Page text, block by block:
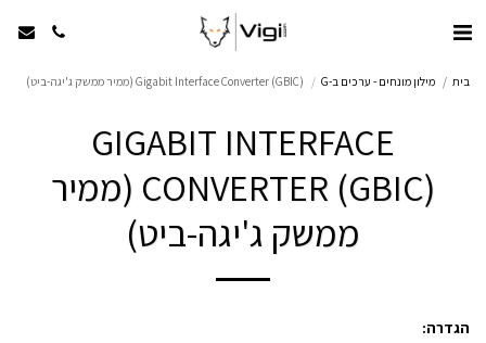
בית מילון מונחים - ערכים ב-G Gigabit Interface Converter (GBIC) (ממיר ממשק ג'יגה-ביט)
GIGABIT INTERFACE
CONVERTER (GBIC) (ממיר
ממשק ג'יגה-ביט)
הגדרה: